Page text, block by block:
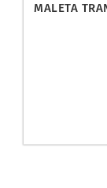
MALETA